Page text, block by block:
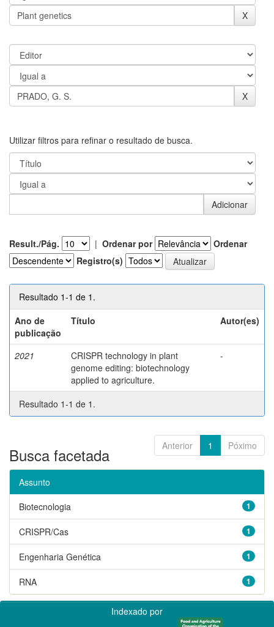
Utilizar filtros para refinar o resultado de busca.
Result./Pág. | Ordenar por
Ordenar
Registro(s)
Resultado 1-1 de 1.
Ano de
publicação
Título Autor(es)
2021
CRISPR technology in plant
genome editing: biotechnology
applied to agriculture.
-
Resultado 1-1 de 1.
Anterior 1 Póximo
Busca facetada
Assunto
1
Biotecnologia
1
CRISPR/Cas
1
Engenharia Genética
1
RNA
Indexado por